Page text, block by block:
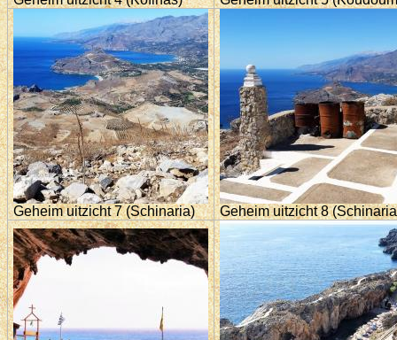
Geheim uitzicht 7 (Schinaria) Geheim uitzicht 8